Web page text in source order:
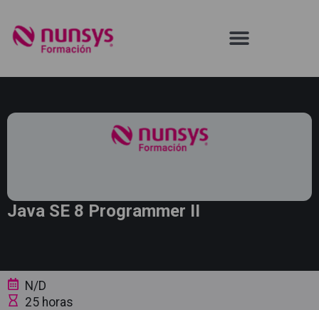
Java SE 8 Programmer II
N/D
25 horas